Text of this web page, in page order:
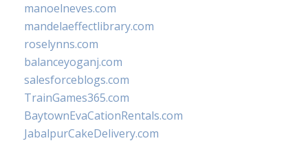
manoelneves.com
mandelaeffectlibrary.com
roselynns.com
balanceyoganj.com
salesforceblogs.com
TrainGames365.com
BaytownEvaCationRentals.com
JabalpurCakeDelivery.com